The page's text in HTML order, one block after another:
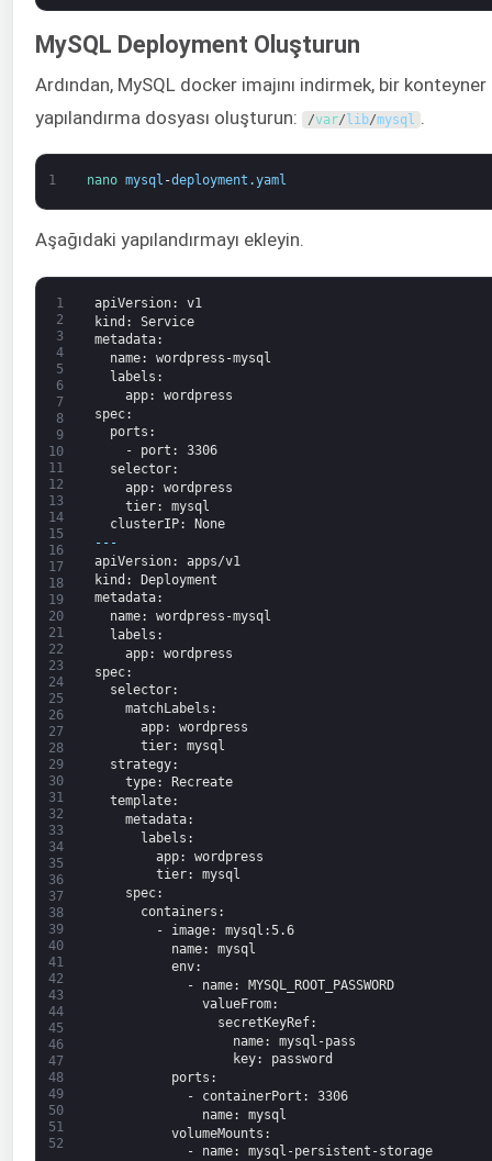
MySQL Deployment Oluşturun
Ardından, MySQL docker imajını indirmek, bir
yapılandırma dosyası oluşturun:
/var/ lib/mysql .
1 nano mysql -deployment .yaml
Aşağıdaki yapılandırmayı ekleyin.
1
2
3
4
5
6
7
8
9
10
11
12
13
14
15
16
17
18
19
20
21
22
23
24
25
26
27
28
29
30
31
32
33
34
35
36
37
38
39
40
41
42
43
44
45
46
47
48
49
50
51
52
apiVersion: v1
kind : Service
metadata:
name: wordpress-mysql
labels :
app: wordpress
spec:
ports :
-
port : 3306
selector:
app: wordpress
tier: mysql
clusterIP: None
---
apiVersion: apps/v1
kind : Deployment
metadata:
name: wordpress-mysql
labels :
app: wordpress
spec:
selector:
matchLabels :
app: wordpress
tier: mysql
strategy:
type: Recreate
template:
metadata:
labels :
app: wordpress
tier: mysql
spec:
containers :
-
image: mysql :5.6
name: mysql
env:
-
name: MYSQL_ROOT_PASSWORD
valueFrom:
secretKeyRef:
name: mysql-pass
key: password
ports :
-
containerPort : 3306
name: mysql
volumeMounts :
-
name: mysql-persistent-storage